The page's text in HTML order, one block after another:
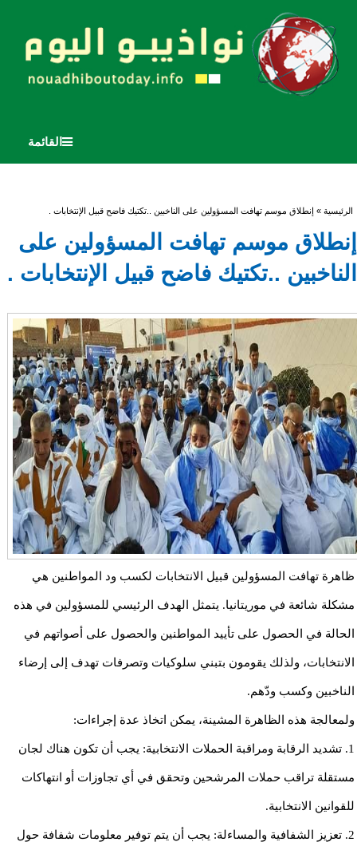
القائمة
أنت هنا
الرئيسية » إنطلاق موسم تهافت المسؤولين على الناخبين ..تكتيك فاضح قبيل الإنتخابات .
إنطلاق موسم تهافت المسؤولين على
الناخبين ..تكتيك فاضح قبيل الإنتخابات .
ظاهرة تهافت المسؤولين قبيل الانتخابات لكسب ود المواطنين هي
مشكلة شائعة في موريتانيا. يتمثل الهدف الرئيسي للمسؤولين في هذه
الحالة في الحصول على تأييد المواطنين والحصول على أصواتهم في
الانتخابات، ولذلك يقومون بتبني سلوكيات وتصرفات تهدف إلى إرضاء
الناخبين وكسب ودّهم.
ولمعالجة هذه الظاهرة المشينة، يمكن اتخاذ عدة إجراءات:
1. تشديد الرقابة ومراقبة الحملات الانتخابية: يجب أن تكون هناك لجان
مستقلة تراقب حملات المرشحين وتحقق في أي تجاوزات أو انتهاكات
للقوانين الانتخابية.
2. تعزيز الشفافية والمساءلة: يجب أن يتم توفير معلومات شفافة حول